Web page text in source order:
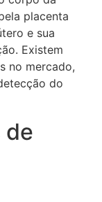
placenta
e sua
Existem
no mercado,
do
de